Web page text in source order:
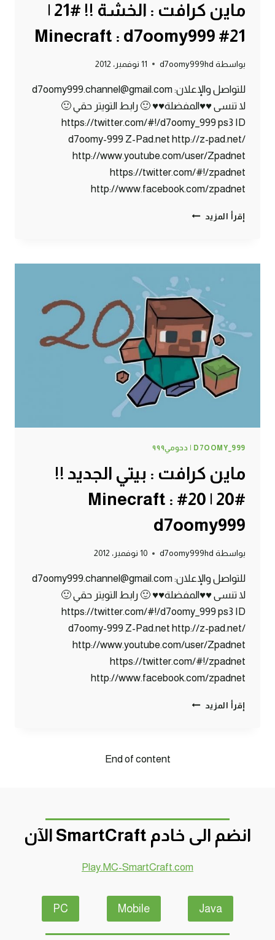
ماين كرافت : الخشة !! #21 |
21# Minecraft : d7oomy999
بواسطة d7oomy999hd 11 نوفمبر، 2012
للتواصل والإعلان: d7oomy999.channel@gmail.com
لا تنسى ♥♥المفضلة♥♥ 🙂 رابط التويتر حقي 🙂
https://twitter.com/#!/d7oomy_999 ps3 ID
d7oomy-999 Z-Pad.net http://z-pad.net/
http://www.youtube.com/user/Zpadnet
https://twitter.com/#!/zpadnet
http://www.facebook.com/zpadnet
إقرأ المزيد ماين
!!
21#
MINECRAFT
:
D7OOMY999
D7OOMY_999 | دحومي٩٩٩
ماين كرافت : بيتي الجديد !!
#20 | 20# Minecraft :
d7oomy999
بواسطة d7oomy999hd 10 نوفمبر، 2012
للتواصل والإعلان: d7oomy999.channel@gmail.com
لا تنسى ♥♥المفضلة♥♥ 🙂 رابط التويتر حقي 🙂
https://twitter.com/#!/d7oomy_999 ps3 ID
d7oomy-999 Z-Pad.net http://z-pad.net/
http://www.youtube.com/user/Zpadnet
https://twitter.com/#!/zpadnet
http://www.facebook.com/zpadnet
إقرأ المزيد ماين
MINECRAFT
:
D7OOMY999
End of content
انضم الى خادم SmartCraft الآن
Play.MC-SmartCraft.com
Java
Mobile
PC